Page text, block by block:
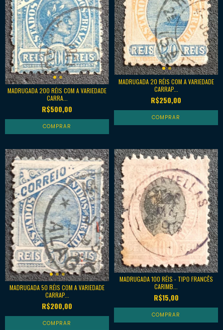
MADRUGADA 200 RÉIS COM A VARIEDADE
CARRA...
R$500,00
MADRUGADA 20 RÉIS COM A VARIEDADE
CARRAP...
R$250,00
MADRUGADA 50 RÉIS COM A VARIEDADE
CARRAP...
R$200,00
MADRUGADA 100 RÉIS - TIPO FRANCÊS
CARIMB...
R$15,00